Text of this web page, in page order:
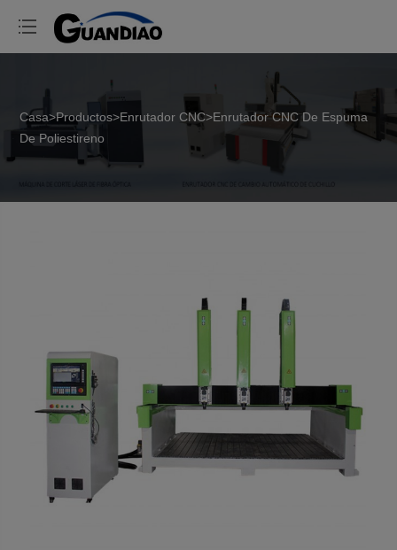
Casa>Productos>Enrutador CNC>Enrutador CNC De Espuma
De Poliestireno